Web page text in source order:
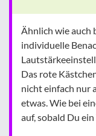
Ähnlich wie auch
individuelle
Das rote
nicht einfach nur
etwas. Wie bei
auf, sobald Du